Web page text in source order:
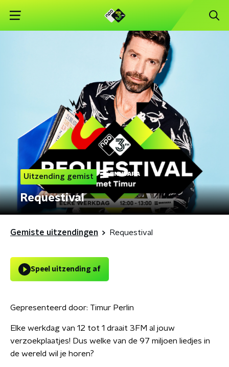
Uitzending gemist
Requestival
Gemiste uitzendingen Requestival
Speel uitzending af
Gepresenteerd door: Timur Perlin
Elke werkdag van 12 tot 1 draait 3FM al jouw
verzoekplaatjes! Dus welke van de 97 miljoen liedjes in
de wereld wil je horen?